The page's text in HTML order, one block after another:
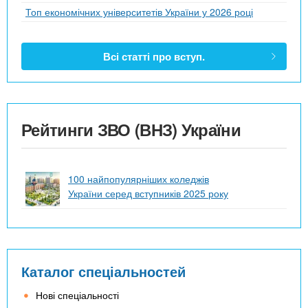
Топ економічних університетів України у 2026 році
Всі статті про вступ.
Рейтинги ЗВО (ВНЗ) України
100 найпопулярніших коледжів
України серед вступників 2025 року
Каталог спеціальностей
Нові спеціальності